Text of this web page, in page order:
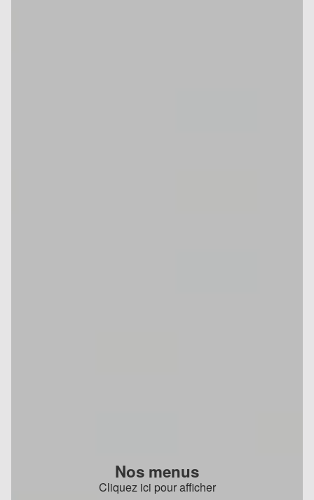
Nos menus
Cliquez ici pour afficher